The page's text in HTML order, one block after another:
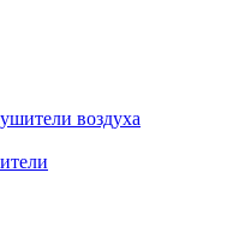
воздуха